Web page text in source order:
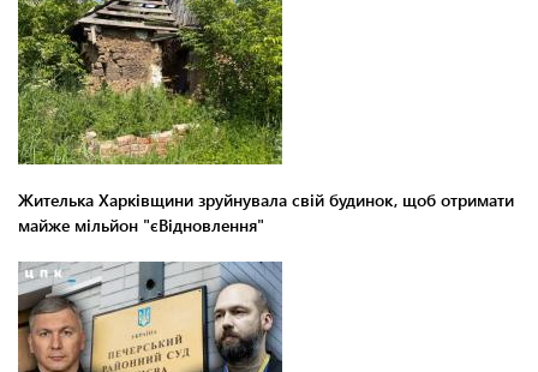
Жителька Харківщини зруйнувала свій будинок, щоб отримати
майже мільйон "єВідновлення"